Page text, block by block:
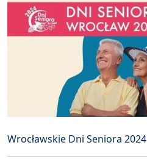
Wrocławskie Dni Seniora 2024